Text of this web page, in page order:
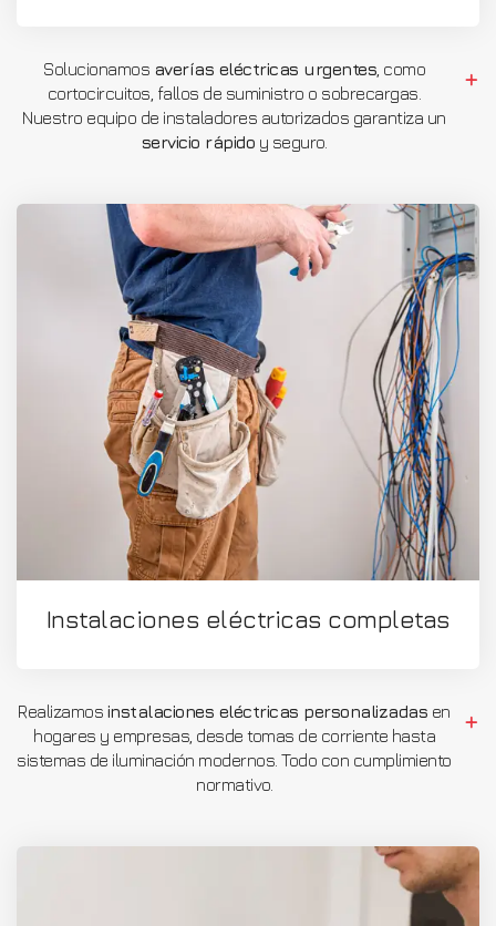
Solucionamos averías eléctricas urgentes , como
cortocircuitos, fallos de suministro o sobrecargas.
Nuestro equipo de instaladores autorizados garantiza un
servicio rápido y seguro.
Instalaciones eléctricas completas
Realizamos instalaciones eléctricas personalizadas en
hogares y empresas, desde tomas de corriente hasta
sistemas de iluminación modernos. Todo con cumplimiento
normativo.